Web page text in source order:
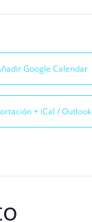
Google Calendar
+ iCal / Outlook